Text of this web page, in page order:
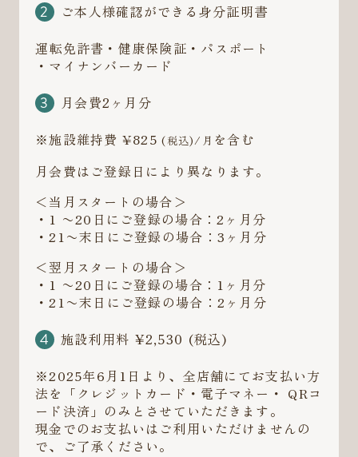
ご本人様確認ができる身分証明書
運転免許書・健康保険証・パスポート
・マイナンバーカード
月会費2ヶ月分
※施設維持費 ¥825 (税込)/月 を含む
月会費はご登録日により異なります。
＜当月スタートの場合＞
・1 〜20日にご登録の場合：2ヶ月分
・21〜末日にご登録の場合：3ヶ月分
＜翌月スタートの場合＞
・1 〜20日にご登録の場合：1ヶ月分
・21〜末日にご登録の場合：2ヶ月分
施設利用料 ¥2,530 (税込)
※2025年6月1日より、全店舗にてお支払い方
法を「クレジットカード・電子マネー・ QRコ
ード決済」のみとさせていただきます。
現金でのお支払いはご利用いただけませんの
で、ご了承ください。